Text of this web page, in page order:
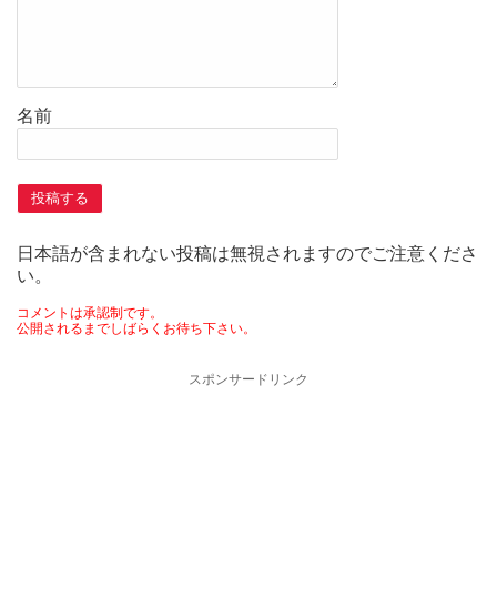
名前
日本語が含まれない投稿は無視されますのでご注意くださ
い。
コメントは承認制です。
公開されるまでしばらくお待ち下さい。
スポンサードリンク